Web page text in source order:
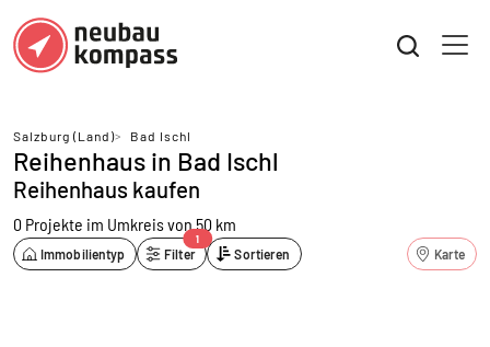
Salzburg (Land)> Bad Ischl
Reihenhaus in Bad Ischl
Reihenhaus kaufen
0 Projekte im Umkreis von 50 km
Immobilientyp Filter
1
Sortieren Karte